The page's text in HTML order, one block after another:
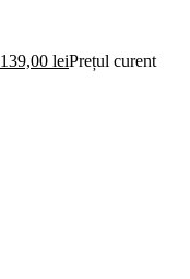
139,00 leiPrețul curent